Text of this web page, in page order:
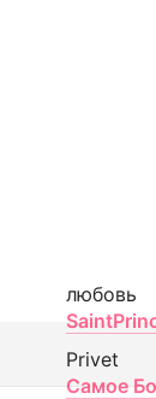
любовь
Privet
Самое